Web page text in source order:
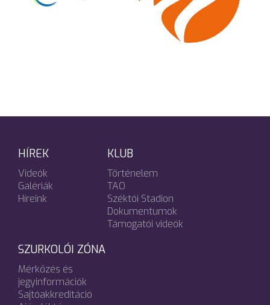
HÍREK
Videók
Galériák
Híreink
KLUB
Történelem
TAO
Széktói Stadion
Dokumentumok
Támogatói videók
SZURKOLÓI ZÓNA
Mérkőzés és
jegyinformációk
Sajtóakkreditáció